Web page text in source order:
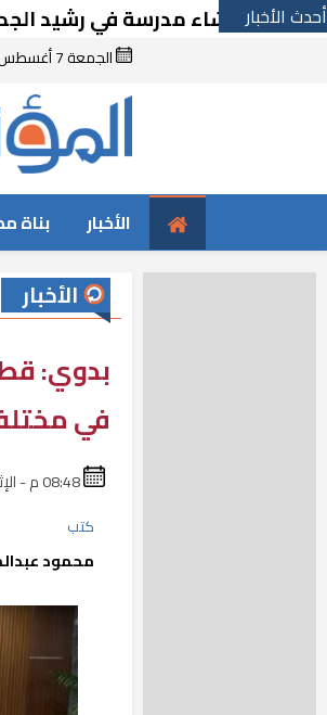
أحدث الأخبار
بإنشاء مدرسة في رشيد الجديدة
الجمعة 7 أغسطس 2026
الأخبار بناة
الأخبار
بدوي:
في
كتب
محمود